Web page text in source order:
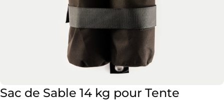
Sac de Sable 14 kg pour Tente